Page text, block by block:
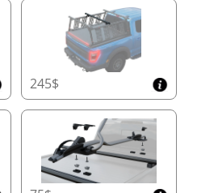
ao Compartimento
com facilidade graças à
especialmente
acesso rápido e sem
Roll+, garantindo
durabilidade.
Artesanais
laterais de precisão de
Tessera Roll+ garante
isolamento
245$